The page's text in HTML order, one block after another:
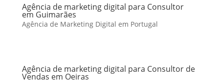
Agência de marketing digital para Consultor
em Guimarães
Agência de Marketing Digital em Portugal
Agência de marketing digital para Consultor de
Vendas em Oeiras